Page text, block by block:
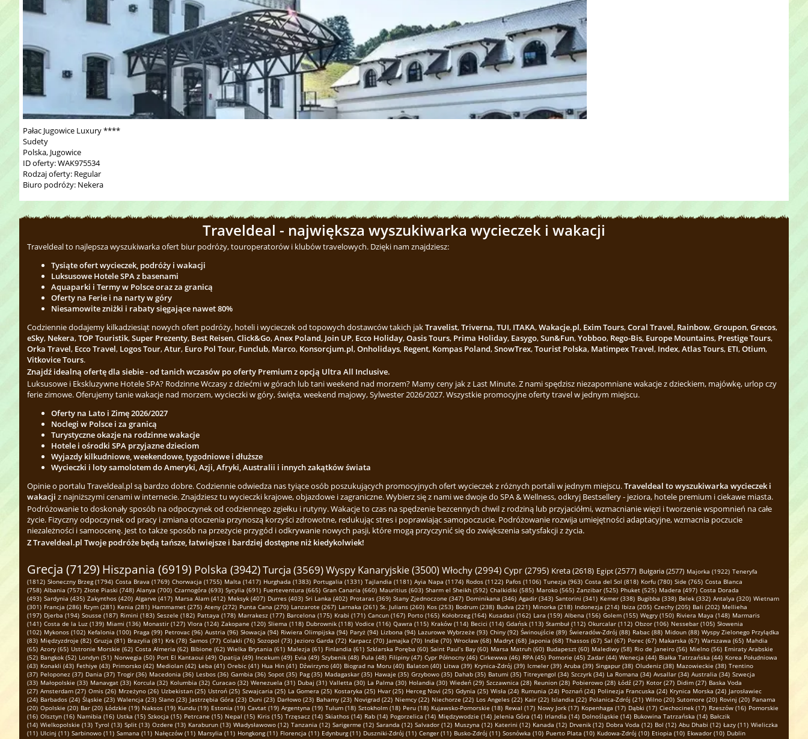
Pałac Jugowice Luxury ****
Sudety
Polska, Jugowice
ID oferty: WAK975534
Rodzaj oferty: Regular
Biuro podróży: Nekera
Traveldeal - największa wyszukiwarka wycieczek i wakacji
Traveldeal to najlepsza wyszukiwarka ofert biur podróży, touroperatorów i klubów travelowych. Dzięki nam znajdziesz:
Tysiąte ofert wycieczek, podróży i wakacji
Luksusowe Hotele SPA z basenami
Aquaparki i Termy w Polsce oraz za granicą
Oferty na Ferie i na narty w góry
Niesamowite zniżki i rabaty sięgające nawet 80%
Codziennie dodajemy kilkadziesiąt nowych ofert podróży, hoteli i wycieczek od topowych dostawców takich jakTravelist,Triverna,TUI, ITAKA,Wakacje.pl, Exim Tours,Coral Travel, Rainbow,Groupon,Grecos,
eSky, Nekera,TOP Touristik,Super Prezenty, Best Reisen,Click&Go,Anex Poland, Join UP, Ecco Holiday,Oasis Tours, Prima Holiday, Easygo,Sun&Fun,Yobboo, Rego-Bis, Europe Mountains, Prestige Tours,
Orka Travel, Ecco Travel, Logos Tour,Atur, Euro Pol Tour, Funclub, Marco, Konsorcjum.pl,Onholidays, Regent, Kompas Poland,SnowTrex,Tourist Polska, Matimpex Travel, Index,Atlas Tours, ETI,Otium,
Vitkovice Tours.
Znajdź idealną ofertę dla siebie - od tanich wczasów po oferty Premium z opcją Ultra All Inclusive.
Luksusowe i Ekskluzywne Hotele SPA? Rodzinne Wczasy z dziećmi w górach lub tani weekend nad morzem? Mamy ceny jak z Last Minute. Z nami spędzisz niezapomniane wakacje z dzieckiem, majówkę, urlop czy
ferie zimowe. Oferujemy tanie wakacje nad morzem, wycieczki w góry, święta, weekend majowy, Sylwester 2026/2027. Wszystkie promocyjne oferty travel w jednym miejscu.
Oferty na Lato i Zimę 2026/2027
Noclegi w Polsce i za granicą
Turystyczne okazje na rodzinne wakacje
Hotele i ośrodki SPA przyjazne dzieciom
Wyjazdy kilkudniowe, weekendowe, tygodniowe i dłuższe
Wycieczki i loty samolotem do Ameryki, Azji, Afryki, Australii i innych zakątków świata
Opinie o portalu Traveldeal.pl są bardzo dobre. Codziennie odwiedza nas tyiące osób poszukujących promocyjnych ofert wycieczek z różnych portali w jednym miejscu.Traveldeal to wyszukiwarka wycieczek i
wakacji z najniższymi cenami w internecie. Znajdziesz tu wycieczki krajowe, objazdowe i zagraniczne. Wybierz się z nami we dwoje do SPA & Wellness, odkryj Bestsellery - jeziora, hotele premium i ciekawe miasta.
Podróżowanie to doskonały sposób na odpoczynek od codziennego zgiełku i rutyny. Wakacje to czas na spędzenie bezcennych chwil z rodziną lub przyjaciółmi, wzmacnianie więzi i tworzenie wspomnień na całe
życie. Fizyczny odpoczynek od pracy i zmiana otoczenia przynoszą korzyści zdrowotne, redukując stres i poprawiając samopoczucie. Podróżowanie rozwija umiejętności adaptacyjne, wzmacnia poczucie
niezależności i samoocenę. Jest to także sposób na przeżycie przygód i odkrywanie nowych pasji, które mogą przyczynić się do zwiększenia satysfakcji z życia.
Z Traveldeal.pl Twoje podróże będą tańsze, łatwiejsze i bardziej dostępne niż kiedykolwiek!
Grecja (7129) Hiszpania (6919) Polska (3942)Turcja (3569)Wyspy Kanaryjskie (3500) Włochy (2994) Cypr (2795) Kreta (2618) Egipt (2577) Bułgaria (2577) Majorka (1922) Teneryfa
(1812) Słoneczny Brzeg (1794) Costa Brava (1769) Chorwacja (1755) Malta (1417) Hurghada (1383) Portugalia (1331) Tajlandia (1181) Ayia Napa (1174) Rodos (1122) Pafos (1106) Tunezja (963) Costa del Sol (818) Korfu (780) Side (765) Costa Blanca
(758) Albania (757) Złote Piaski (748) Alanya (700) Czarnogóra (693) Sycylia (691) Fuerteventura (665) Gran Canaria (660) Mauritius (603) Sharm el Sheikh (592) Chalkidiki (585) Maroko (565) Zanzibar (525) Phuket (525) Madera (497) Costa Dorada
(493) Sardynia (435) Zakynthos (420) Algarve (417) Marsa Alam (412) Meksyk (407) Durres (403) Sri Lanka (402) Protaras (369) Stany Zjednoczone (347) Dominikana (346) Agadir (343) Santorini (341) Kemer (338) Bugibba (338) Belek (332) Antalya (320) Wietnam
(301) Francja (286) Rzym (281) Kenia (281) Hammamet (275) Ateny (272) Punta Cana (270) Lanzarote (267) Larnaka (261) St. Julians (260) Kos (253) Bodrum (238) Budva (221) Minorka (218) Indonezja (214) Ibiza (205) Czechy (205) Bali (202) Mellieha
(197) Djerba (194) Sousse (187) Rimini (183) Seszele (182) Pattaya (178) Marrakesz (177) Barcelona (175) Krabi (171) Cancun (167) Porto (165) Kołobrzeg (164) Kusadasi (162) Lara (159) Albena (156) Golem (155) Węgry (150) Riviera Maya (148) Marmaris
(141) Costa de la Luz (139) Miami (136) Monastir (127) Vlora (124) Zakopane (120) Sliema (118) Dubrownik (118) Vodice (116) Qawra (115) Kraków (114) Becici (114) Gdańsk (113) Stambuł (112) Okurcalar (112) Obzor (106) Nessebar (105) Słowenia
(102) Mykonos (102) Kefalonia (100) Praga (99) Petrovac (96) Austria (96) Słowacja (94) Riwiera Olimpijska (94) Paryż (94) Lizbona (94) Lazurowe Wybrzeże (93) Chiny (92) Świnoujście (89) Świeradów-Zdrój (88) Rabac (88) Midoun (88) Wyspy Zielonego Przylądka
(83) Międzyzdroje (82) Gruzja (81) Brazylia (81) Krk (78) Samos (77) Colakli (76) Sozopol (73) Jezioro Garda (72) Karpacz (70) Jamajka (70) Indie (70) Wrocław (68) Madryt (68) Japonia (68) Thassos (67) Sal (67) Porec (67) Makarska (67) Warszawa (65) Mahdia
(65) Azory (65) Ustronie Morskie (62) Costa Almeria (62) Bibione (62) Wielka Brytania (61) Malezja (61) Finlandia (61) Szklarska Poręba (60) Saint Paul’s Bay (60) Marsa Matruh (60) Budapeszt (60) Malediwy (58) Rio de Janeiro (56) Mielno (56) Emiraty Arabskie
(52) Bangkok (52) Londyn (51) Norwegia (50) Port El Kantaoui (49) Opatija (49) Incekum (49) Evia (49) Szybenik (48) Pula (48) Filipiny (47) Cypr Północny (46) Cirkewwa (46) RPA (45) Pomorie (45) Zadar (44) Wenecja (44) Białka Tatrzańska (44) Korea Południowa
(43) Konakli (43) Fethiye (43) Primorsko (42) Mediolan (42) Łeba (41) Orebic (41) Hua Hin (41) Dźwirzyno (40) Biograd na Moru (40) Balaton (40) Litwa (39) Krynica-Zdrój (39) Icmeler (39) Aruba (39) Singapur (38) Oludeniz (38) Mazowieckie (38) Trentino
(37) Peloponez (37) Dania (37) Trogir (36) Macedonia (36) Lesbos (36) Gambia (36) Sopot (35) Pag (35) Madagaskar (35) Hawaje (35) Grzybowo (35) Dahab (35) Batumi (35) Titreyengol (34) Szczyrk (34) La Romana (34) Avsallar (34) Australia (34) Szwecja
(33) Małopolskie (33) Manavgat (33) Korcula (32) Kolumbia (32) Curacao (32) Wenezuela (31) Dubaj (31) Valletta (30) La Palma (30) Holandia (30) Wiedeń (29) Szczawnica (28) Reunion (28) Pobierowo (28) Łódź (27) Kotor (27) Didim (27) Baska Voda
(27) Amsterdam (27) Omis (26) Mrzeżyno (26) Uzbekistan (25) Ustroń (25) Szwajcaria (25) La Gomera (25) Kostaryka (25) Hvar (25) Herceg Novi (25) Gdynia (25) Wisła (24) Rumunia (24) Poznań (24) Polinezja Francuska (24) Krynica Morska (24) Jarosławiec
(24) Barbados (24) Śląskie (23) Walencja (23) Slano (23) Jastrzębia Góra (23) Duni (23) Darłowo (23) Bahamy (23) Novigrad (22) Niemcy (22) Niechorze (22) Los Angeles (22) Kair (22) Islandia (22) Polanica-Zdrój (21) Wilno (20) Sutomore (20) Rovinj (20) Panama
(20) Opolskie (20) Bar (20) Łódzkie (19) Naksos (19) Kundu (19) Estonia (19) Cavtat (19) Argentyna (19) Tulum (18) Sztokholm (18) Peru (18) Kujawsko-Pomorskie (18) Rewal (17) Nowy Jork (17) Kopenhaga (17) Dąbki (17) Ciechocinek (17) Rzeszów (16) Pomorskie
(16) Olsztyn (16) Namibia (16) Ustka (15) Szkocja (15) Petrcane (15) Nepal (15) Kiris (15) Trzęsacz (14) Skiathos (14) Rab (14) Pogorzelica (14) Międzywodzie (14) Jelenia Góra (14) Irlandia (14) Dolnośląskie (14) Bukowina Tatrzańska (14) Bałczik
(14) Wielkopolskie (13) Tyrol (13) Split (13) Ozdere (13) Karaburun (13) Władysławowo (12) Tanzania (12) Sarigerme (12) Saranda (12) Salvador (12) Muszyna (12) Katerini (12) Kanada (12) Drvenik (12) Dobra Voda (12) Bol (12) Abu Dhabi (12) Łazy (11) Wieliczka
(11) Ulcinj (11) Sarbinowo (11) Samana (11) Nałęczów (11) Marsylia (11) Hongkong (11) Florencja (11) Edynburg (11) Duszniki-Zdrój (11) Cenger (11) Busko-Zdrój (11) Sosnówka (10) Puerto Plata (10) Kudowa-Zdrój (10) Etiopia (10) Ekwador (10) Dublin